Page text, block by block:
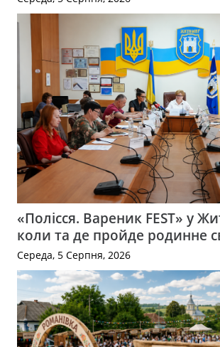
«Полісся. Вареник FEST» у
коли та де пройде родинне
Середа, 5 Серпня, 2026